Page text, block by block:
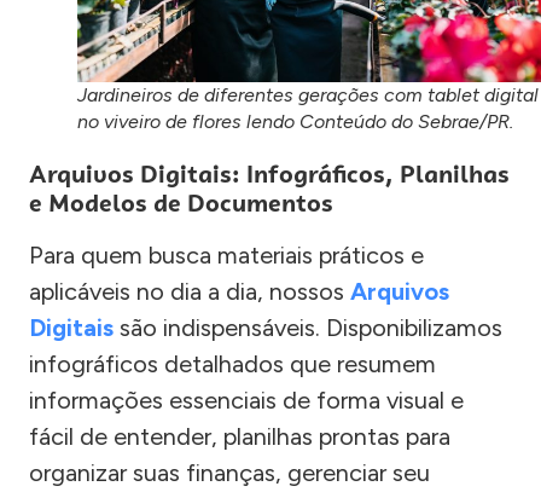
Jardineiros de diferentes gerações com tablet digital
no viveiro de flores lendo Conteúdo do Sebrae/PR.
Arquivos Digitais: Infográficos, Planilhas
e Modelos de Documentos
Para quem busca materiais práticos e
aplicáveis no dia a dia, nossos Arquivos
Digitais são indispensáveis. Disponibilizamos
infográficos detalhados que resumem
informações essenciais de forma visual e
fácil de entender, planilhas prontas para
organizar suas finanças, gerenciar seu